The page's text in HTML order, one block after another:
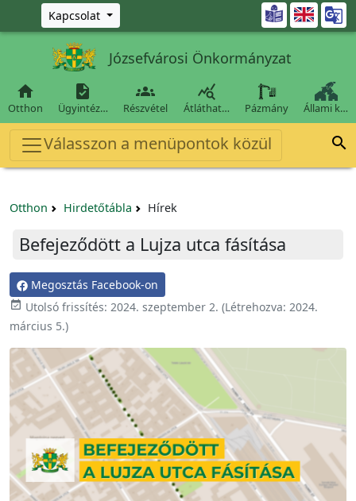
Ugrás a fő tartalomra
Kapcsolat 
Józsefvárosi Önkormányzat

Otthon

Ügyintéz…

Részvétel

Átláthat… Pázmány Állami k…
Válasszon a menüpontok közül 
Otthon Hirdetőtábla Hírek
Befejeződött a Lujza utca fásítása
Megosztás Facebook-on
 Utolsó frissítés: 2024. szeptember 2. (Létrehozva: 2024.
március 5.)